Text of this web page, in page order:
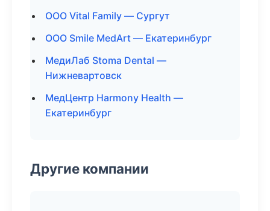
ООО Vital Family — Сургут
ООО Smile MedArt — Екатеринбург
МедиЛаб Stoma Dental —
Нижневартовск
МедЦентр Harmony Health —
Екатеринбург
Другие компании